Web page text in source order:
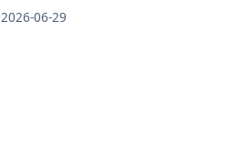
2026-06-29